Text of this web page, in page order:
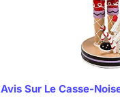
Avis Sur Le Casse-